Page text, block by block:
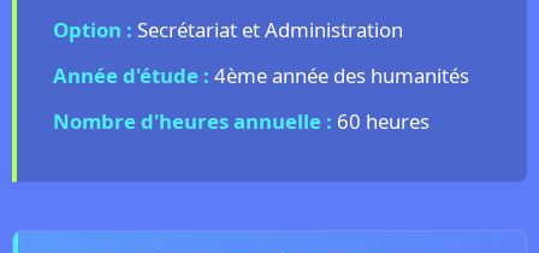
Option : Secrétariat et Administration
Année d'étude : 4ème année des humanités
Nombre d'heures annuelle : 60 heures